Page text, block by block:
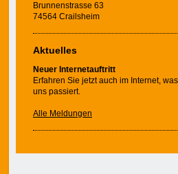
Brunnenstrasse 63
74564 Crailsheim
Aktuelles
Neuer Internetauftritt
Erfahren Sie jetzt auch im Internet,
uns passiert.
Alle Meldungen